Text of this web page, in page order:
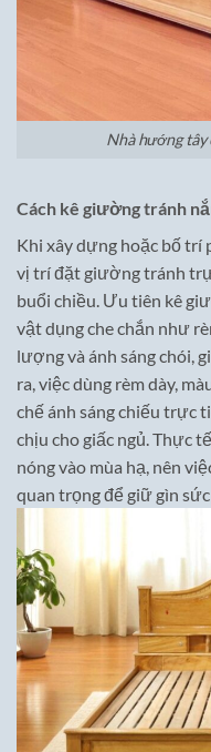
Nhà hướng
Cách kê giường tránh
Khi xây dựng hoặc bố trí
vị trí đặt giường tránh
buổi chiều. Ưu tiên kê
vật dụng che chắn như
lượng và ánh sáng chói,
ra, việc dùng rèm dày,
chế ánh sáng chiếu trực
chịu cho giấc ngủ. Thực
nóng vào mùa hạ, nên
quan trọng để giữ gìn